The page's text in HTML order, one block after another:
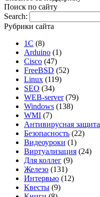
Поиск по сайту
Search:
Рубрики сайта
1С (8)
Arduino (1)
Cisco (47)
FreeBSD (52)
Linux (119)
SEO (34)
WEB-server(79)
Windows (138)
WMI (7)
Антивирусная защита
Безопасность (22)
Видеоуроки (1)
Виртуализация (24)
Для коллег (9)
Железо (131)
Интервью (12)
Квесты (9)